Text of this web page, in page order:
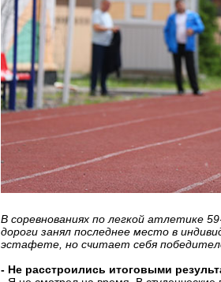
В соревнованиях по легкой атлетике
дороги занял последнее место в
эстафете, но считает себя
- Не расстроились итоговыми